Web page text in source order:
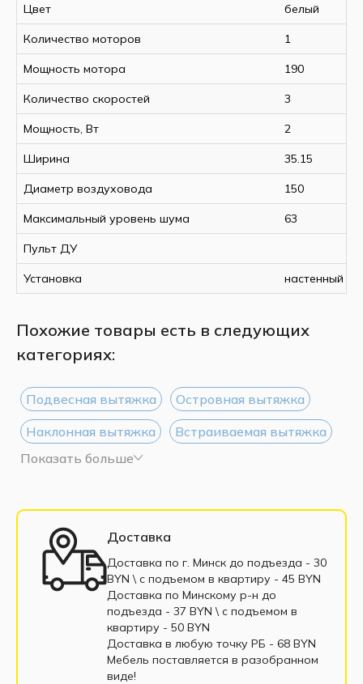
Цвет белый
Количество моторов 1
Мощность мотора 190
Количество скоростей 3
Мощность, Вт 2
Ширина 35.15
Диаметр воздуховода 150
Максимальный уровень шума 63
Пульт ДУ
Установка настенный
Похожие товары есть в следующих
категориях:
Подвесная вытяжка
Островная вытяжка
Наклонная вытяжка
Встраиваемая вытяжка
Белая вытяжка
Показать больше
Доставка
Доставка по г. Минск до подъезда - 30
BYN \ c подъемом в квартиру - 45 BYN
Доставка по Минскому р-н до
подъезда - 37 BYN \ c подъемом в
квартиру - 50 BYN
Доставка в любую точку РБ - 68 BYN
Мебель поставляется в разобранном
виде!